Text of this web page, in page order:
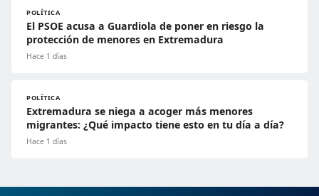
POLÍTICA
El PSOE acusa a Guardiola de poner en riesgo la
protección de menores en Extremadura
Hace 1 días
POLÍTICA
Extremadura se niega a acoger más menores
migrantes: ¿Qué impacto tiene esto en tu día a día?
Hace 1 días